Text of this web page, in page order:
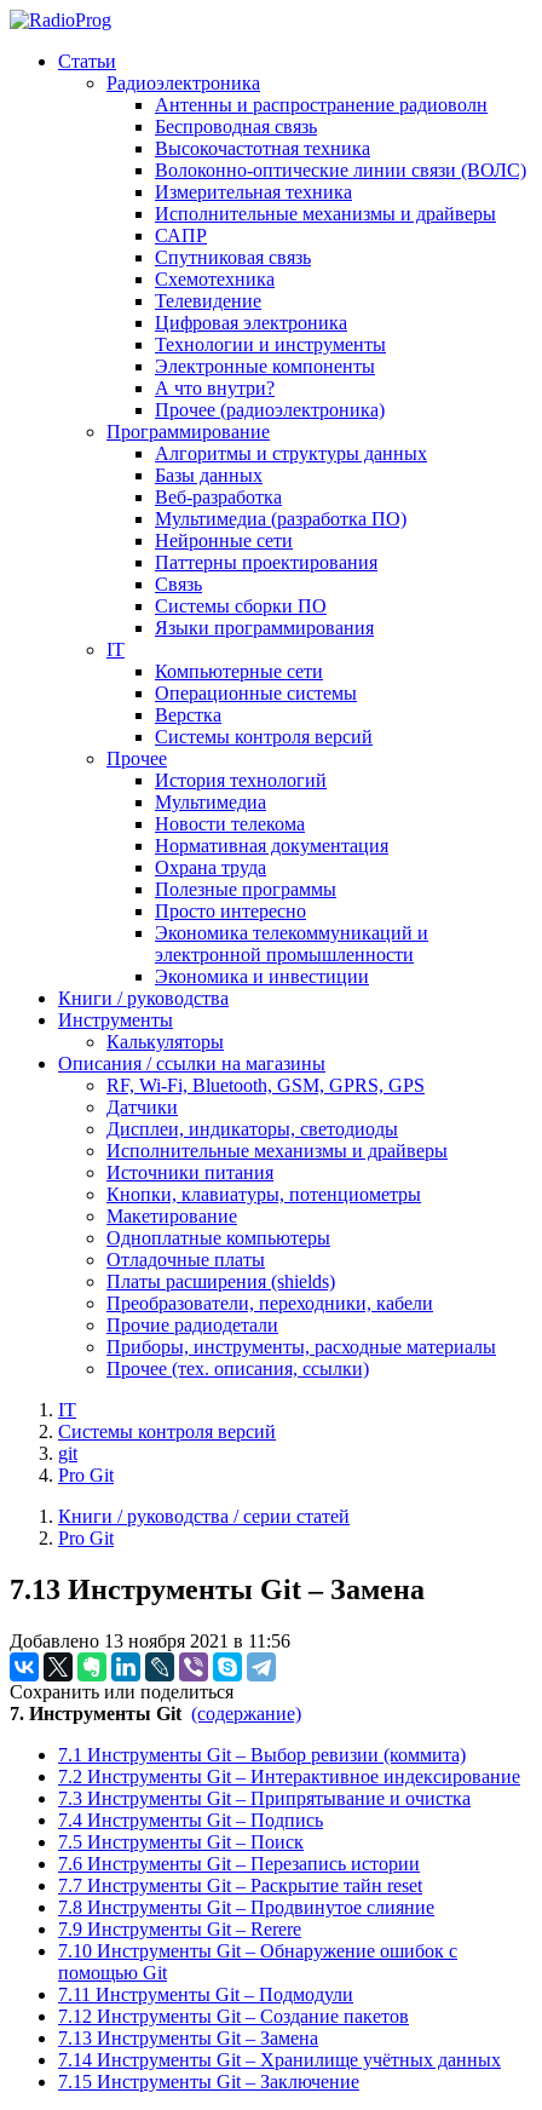
Статьи
Радиоэлектроника
Антенны и распространение радиоволн
Беспроводная связь
Высокочастотная техника
Волоконно-оптические линии связи (ВОЛС)
Измерительная техника
Исполнительные механизмы и драйверы
САПР
Спутниковая связь
Схемотехника
Телевидение
Цифровая электроника
Технологии и инструменты
Электронные компоненты
А что внутри?
Прочее (радиоэлектроника)
Программирование
Алгоритмы и структуры данных
Базы данных
Веб-разработка
Мультимедиа (разработка ПО)
Нейронные сети
Паттерны проектирования
Связь
Системы сборки ПО
Языки программирования
IT
Компьютерные сети
Операционные системы
Верстка
Системы контроля версий
Прочее
История технологий
Мультимедиа
Новости телекома
Нормативная документация
Охрана труда
Полезные программы
Просто интересно
Экономика телекоммуникаций и
электронной промышленности
Экономика и инвестиции
Книги / руководства
Инструменты
Калькуляторы
Описания / ссылки на магазины
RF, Wi-Fi, Bluetooth, GSM, GPRS, GPS
Датчики
Дисплеи, индикаторы, светодиоды
Исполнительные механизмы и драйверы
Источники питания
Кнопки, клавиатуры, потенциометры
Макетирование
Одноплатные компьютеры
Отладочные платы
Платы расширения (shields)
Преобразователи, переходники, кабели
Прочие радиодетали
Приборы, инструменты, расходные материалы
Прочее (тех. описания, ссылки)
IT
Системы контроля версий
git
Pro Git
Книги / руководства / серии статей
Pro Git
7.13 Инструменты Git – Замена
Добавлено 13 ноября 2021 в 11:56
Сохранить или поделиться
7. Инструменты Git (содержание)
7.1 Инструменты Git – Выбор ревизии (коммита)
7.2 Инструменты Git – Интерактивное индексирование
7.3 Инструменты Git – Припрятывание и очистка
7.4 Инструменты Git – Подпись
7.5 Инструменты Git – Поиск
7.6 Инструменты Git – Перезапись истории
7.7 Инструменты Git – Раскрытие тайн reset
7.8 Инструменты Git – Продвинутое слияние
7.9 Инструменты Git – Rerere
7.10 Инструменты Git – Обнаружение ошибок с
помощью Git
7.11 Инструменты Git – Подмодули
7.12 Инструменты Git – Создание пакетов
7.13 Инструменты Git – Замена
7.14 Инструменты Git – Хранилище учётных данных
7.15 Инструменты Git – Заключение